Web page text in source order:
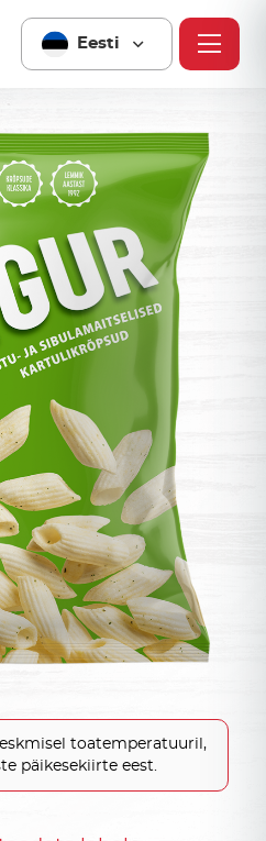
Eesti
toatemperatuuril,
päikesekiirte eest.